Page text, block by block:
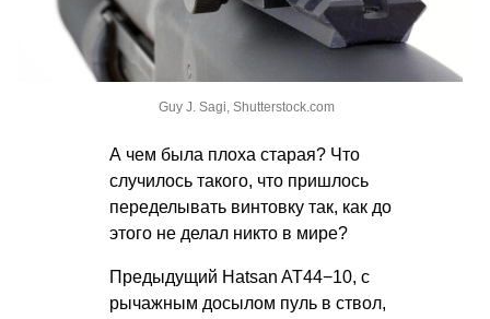
Guy J. Sagi, Shutterstock.com
А чем была плоха старая? Что
случилось такого, что пришлось
переделывать винтовку так, как до
этого не делал никто в мире?
Предыдущий Hatsan AT44−10, с
рычажным досылом пуль в ствол,